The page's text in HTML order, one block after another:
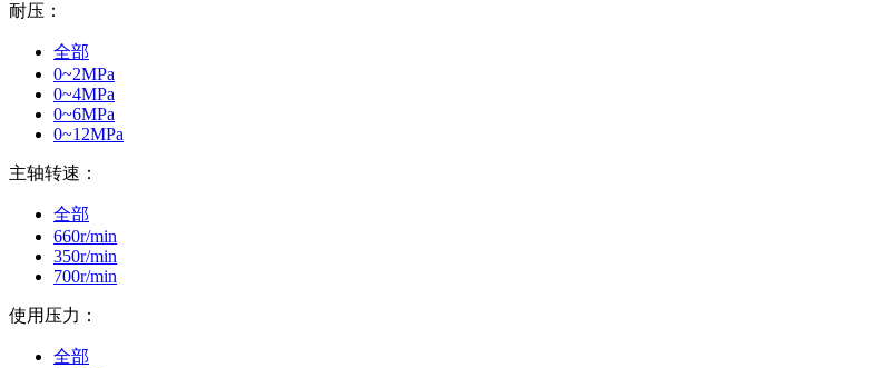
耐压：
全部
0~2MPa
0~4MPa
0~6MPa
0~12MPa
主轴转速：
全部
660r/min
350r/min
700r/min
使用压力：
全部